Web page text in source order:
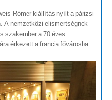
Rómer kiállítás nyílt a párizsi
A nemzetközi elismertségnek
szakember a 70 éves
érkezett a francia fővárosba.